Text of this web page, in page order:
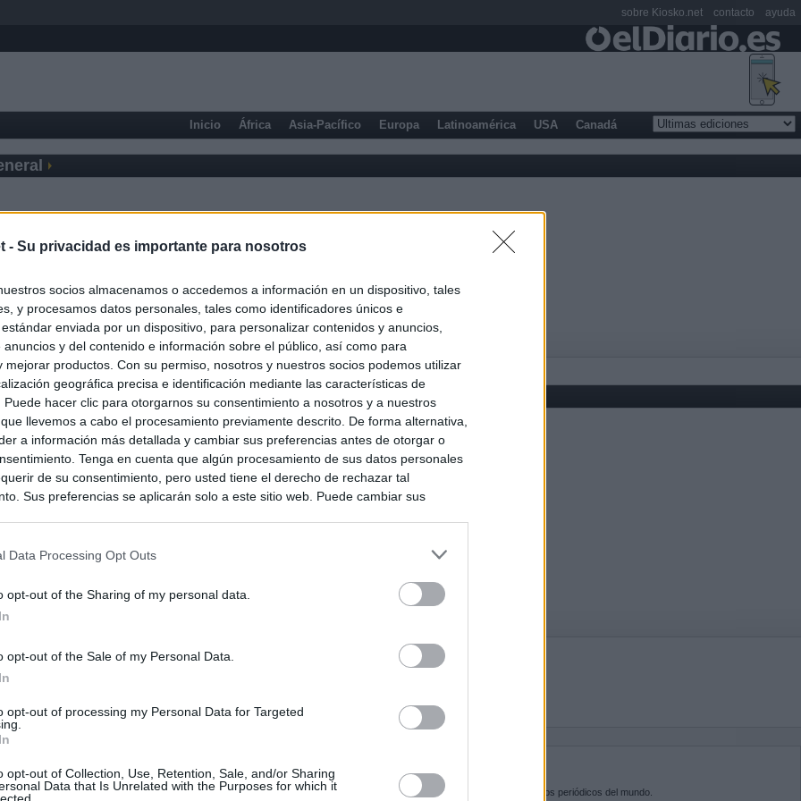
- Su privacidad es importante para nosotros
socios almacenamos o accedemos a información en un dispositivo, tales
y procesamos datos personales, tales como identificadores únicos e
enviada por un dispositivo, para personalizar contenidos y anuncios,
anuncios y del contenido e información sobre el público, así como para
mejorar productos. Con su permiso, nosotros y nuestros socios podemos utilizar
geográfica precisa e identificación mediante las características de
Puede hacer clic para otorgarnos su consentimiento a nosotros y a nuestros
llevemos a cabo el procesamiento previamente descrito. De forma alternativa,
a información más detallada y cambiar sus preferencias antes de otorgar o
Tenga en cuenta que algún procesamiento de sus datos personales
de su consentimiento, pero usted tiene el derecho de rechazar tal
Sus preferencias se aplicarán solo a este sitio web. Puede cambiar sus
Data Processing Opt Outs
opt-out of the Sharing of my personal data.
opt-out of the Sale of my Personal Data.
opt-out of processing my Personal Data for Targeted
opt-out of Collection, Use, Retention, Sale, and/or Sharing
Data that Is Unrelated with the Purposes for which it
Inicio África Asia-Pacífico Europa Latinoamérica USA Canadá
Prensa Deportiva
que el ático comprado por la Comunidad de Madrid no era para Kiosko.net es la puerta de entrada a los periódicos del mundo.
sobre Kiosko.net contacto ayuda